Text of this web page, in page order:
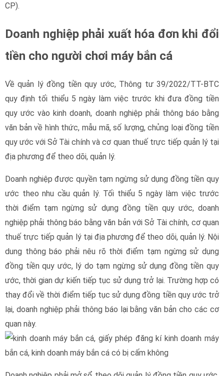
CP).
Doanh nghiệp phải xuất hóa đơn khi đổi
tiền cho người chơi máy bắn cá
Về quản lý đồng tiền quy ước, Thông tư 39/2022/TT-BTC
quy định tối thiểu 5 ngày làm việc trước khi đưa đồng tiền
quy ước vào kinh doanh, doanh nghiệp phải thông báo bằng
văn bản về hình thức, mẫu mã, số lượng, chủng loại đồng tiền
quy ước với Sở Tài chính và cơ quan thuế trực tiếp quản lý tại
địa phương để theo dõi, quản lý.
Doanh nghiệp được quyền tạm ngừng sử dụng đồng tiền quy
ước theo nhu cầu quản lý. Tối thiểu 5 ngày làm việc trước
thời điểm tạm ngừng sử dụng đồng tiền quy ước, doanh
nghiệp phải thông báo bằng văn bản với Sở Tài chính, cơ quan
thuế trực tiếp quản lý tại địa phương để theo dõi, quản lý. Nội
dung thông báo phải nêu rõ thời điểm tạm ngừng sử dụng
đồng tiền quy ước, lý do tạm ngừng sử dụng đồng tiền quy
ước, thời gian dự kiến tiếp tục sử dụng trở lại. Trường hợp có
thay đổi về thời điểm tiếp tục sử dụng đồng tiền quy ước trở
lại, doanh nghiệp phải thông báo lại bằng văn bản cho các cơ
quan này.